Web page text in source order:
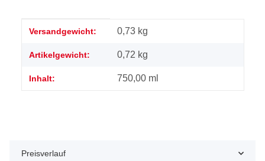
Produkteigenschaft
Wert
Versandgewicht: 0,73 kg
Artikelgewicht: 0,72 kg
Inhalt: 750,00 ml
Preisverlauf